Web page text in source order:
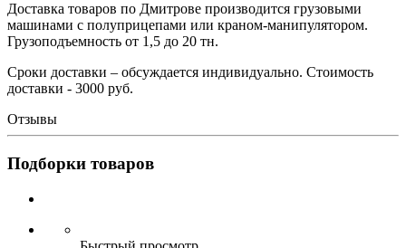
Доставка товаров по Дмитрове производится грузовыми
машинами с полуприцепами или краном-манипулятором.
Грузоподъемность от 1,5 до 20 тн.
Сроки доставки – обсуждается индивидуально. Стоимость
доставки - 3000 руб.
Отзывы
Подборки товаров